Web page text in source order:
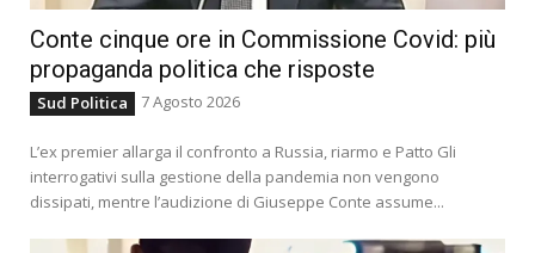
Conte cinque ore in Commissione Covid: più
propaganda politica che risposte
Sud Politica 7 Agosto 2026
L’ex premier allarga il confronto a Russia, riarmo e Patto Gli
interrogativi sulla gestione della pandemia non vengono
dissipati, mentre l’audizione di Giuseppe Conte assume...